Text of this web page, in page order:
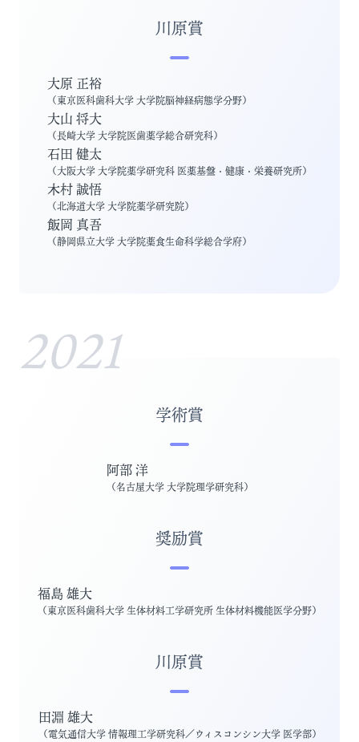
川原賞
大原 正裕
（東京医科歯科大学 大学院脳神経病態学分野）
大山 将大
（長崎大学 大学院医歯薬学総合研究科）
石田 健太
（大阪大学 大学院薬学研究科 医薬基盤・健康・栄養研究所）
木村 誠悟
（北海道大学 大学院薬学研究院）
飯岡 真吾
（静岡県立大学 大学院薬食生命科学総合学府）
2021
学術賞
阿部 洋
（名古屋大学 大学院理学研究科）
奨励賞
福島 雄大
（東京医科歯科大学 生体材料工学研究所 生体材料機能医学分野）
川原賞
田淵 雄大
（電気通信大学 情報理工学研究科／ウィスコンシン大学 医学部）